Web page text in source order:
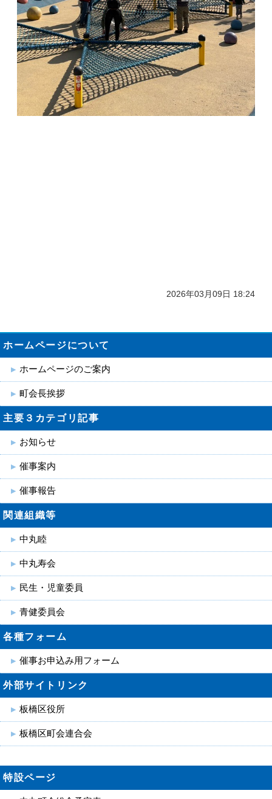
2026年03月09日 18:24
ホームページについて
ホームページのご案内
町会長挨拶
主要３カテゴリ記事
お知らせ
催事案内
催事報告
関連組織等
中丸睦
中丸寿会
民生・児童委員
青健委員会
各種フォーム
催事お申込み用フォーム
外部サイトリンク
板橋区役所
板橋区町会連合会
特設ページ